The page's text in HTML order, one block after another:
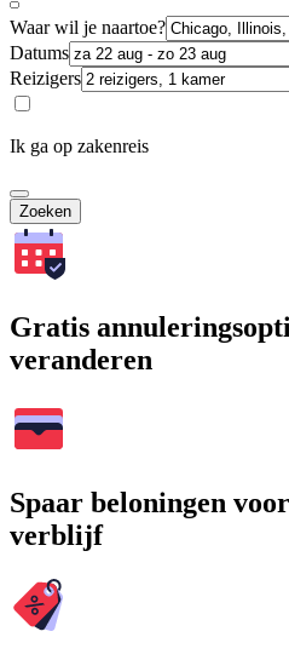
Waar wil je naartoe?
Datums
Reizigers
Ik ga op zakenreis
Zoeken
Gratis
veranderen
Spaar beloningen
verblijf